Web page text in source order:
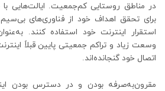
در مناطق روستایی کم‌جمعیت. ایالت‌هایی
برای تحقق اهداف خود از فناوری‌های بی‌سیم
استقرار اینترنت خود استفاده کنند.
وسعت زیاد و تراکم جمعیتی پایین قبلاً
اتصال خود گنجانده‌اند.
مقرون‌به‌صرفه بودن و در دسترس بودن